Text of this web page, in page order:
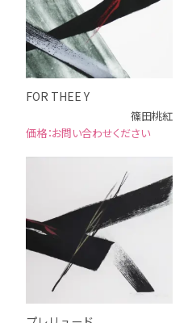
FOR THEE Y
篠田桃紅
お問い合わせください